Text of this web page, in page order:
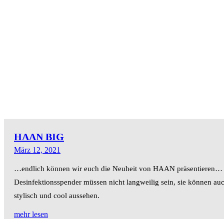
HAAN BIG
März 12, 2021
…endlich können wir euch die Neuheit von HAAN präsentieren…
Desinfektionsspender müssen nicht langweilig sein, sie können
stylisch und cool aussehen.
mehr lesen